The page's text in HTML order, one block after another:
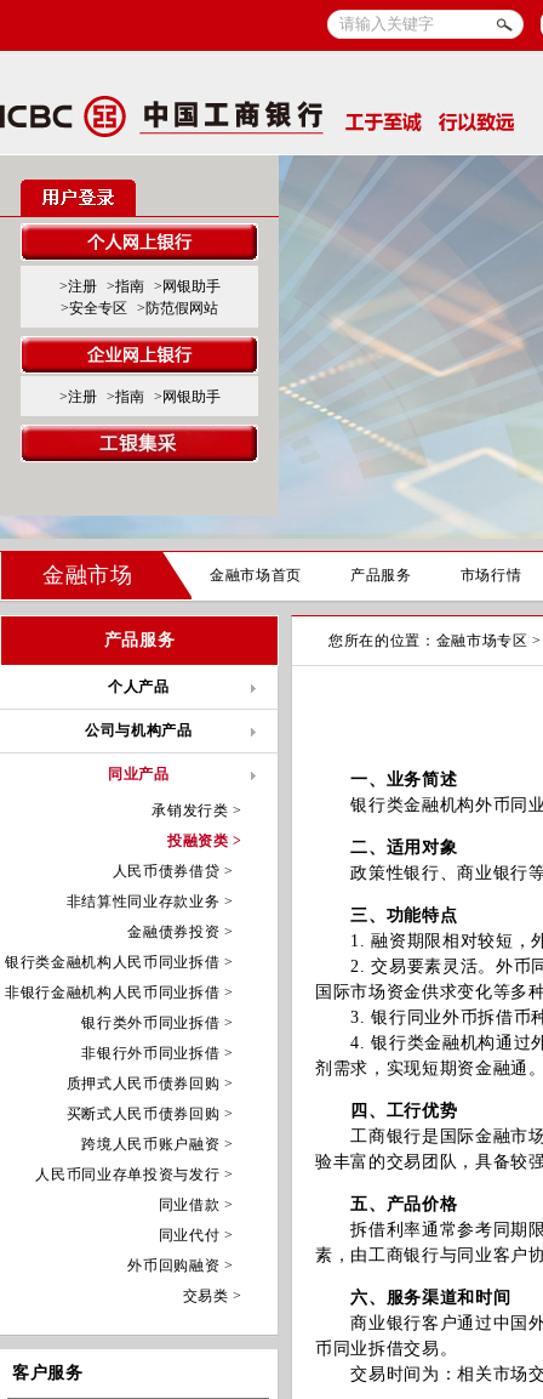
>注册 >指南
>网银助手
>安全专区
>防范假网站
>注册 >指南 >网银助手
金融市场 金融市场首页 产品服务 市场行情
产品服务
个人产品
公司与机构产品
同业产品
承销发行类 >
投融资类 >
人民币债券借贷 >
非结算性同业存款业务 >
金融债券投资 >
银行类金融机构人民币同业拆借 >
非银行金融机构人民币同业拆借 >
银行类外币同业拆借 >
非银行外币同业拆借 >
质押式人民币债券回购 >
买断式人民币债券回购 >
跨境人民币账户融资 >
人民币同业存单投资与发行 >
同业借款 >
同业代付 >
外币回购融资 >
交易类 >
客户服务
您所在的位置： 金融市场专区
一、业务简述
银行类金融机构外币同业
二、适用对象
政策性银行、商业银行等
三、功能特点
1. 融资期限相对较短，外
2. 交易要素灵活。外币同
国际市场资金供求变化等多
3. 银行同业外币拆借币种
4. 银行类金融机构通过外
剂需求，实现短期资金融通
四、工行优势
工商银行是国际金融市场
验丰富的交易团队，具备较
五、产品价格
拆借利率通常参考同期限
素，由工商银行与同业客户
六、服务渠道和时间
商业银行客户通过中国外
币同业拆借交易。
交易时间为：相关市场交